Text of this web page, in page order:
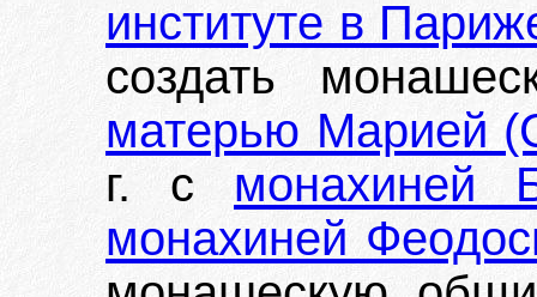
институте в
создать
матерью Марией
г. с монахиней
монахиней